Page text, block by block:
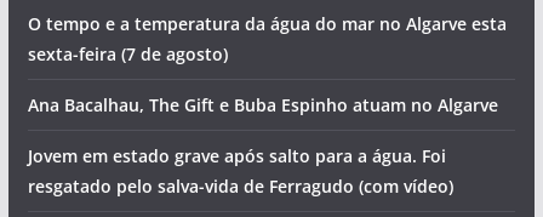
O tempo e a temperatura da água do mar no Algarve esta
sexta-feira (7 de agosto)
Ana Bacalhau, The Gift e Buba Espinho atuam no Algarve
Jovem em estado grave após salto para a água. Foi
resgatado pelo salva-vida de Ferragudo (com vídeo)